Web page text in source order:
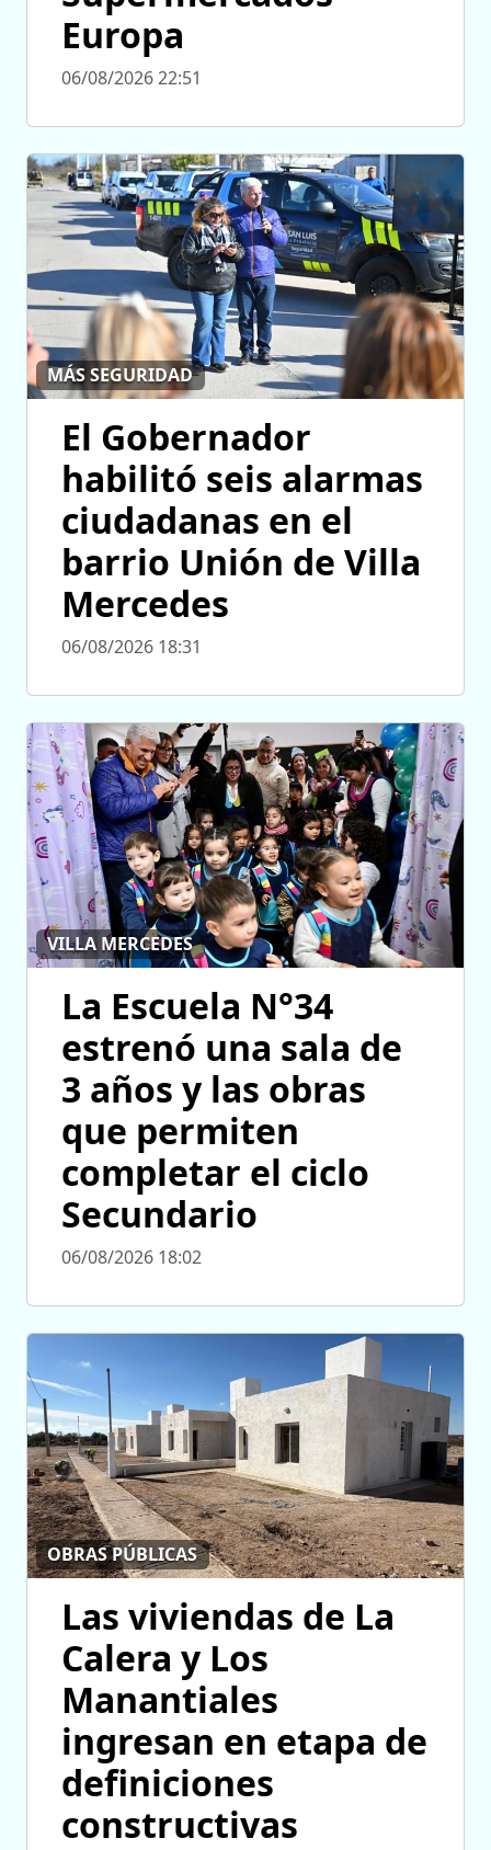
Europa
06/08/2026 22:51
MÁS SEGURIDAD
El Gobernador
habilitó seis alarmas
ciudadanas en el
barrio Unión de Villa
Mercedes
06/08/2026 18:31
VILLA MERCEDES
La Escuela N°34
estrenó una sala de
3 años y las obras
que permiten
completar el ciclo
Secundario
06/08/2026 18:02
OBRAS PÚBLICAS
Las viviendas de La
Calera y Los
Manantiales
ingresan en etapa de
definiciones
constructivas